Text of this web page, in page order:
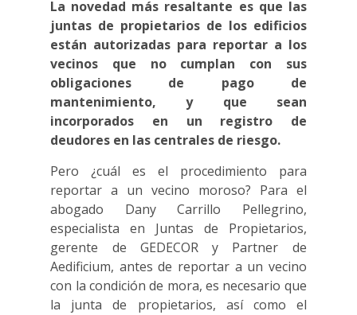
La novedad más resaltante es que las
juntas de propietarios de los edificios
están autorizadas para reportar a los
vecinos que no cumplan con sus
obligaciones de pago de
mantenimiento, y que sean
incorporados en un registro de
deudores en las centrales de riesgo.
Pero ¿cuál es el procedimiento para
reportar a un vecino moroso? Para el
abogado Dany Carrillo Pellegrino,
especialista en Juntas de Propietarios,
gerente de GEDECOR y Partner de
Aedificium, antes de reportar a un vecino
con la condición de mora, es necesario que
la junta de propietarios, así como el